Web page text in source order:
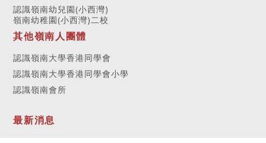
認識嶺南幼兒園(小西灣)
嶺南幼稚園(小西灣)二校
其他嶺南人團體
認識嶺南大學香港同學會
認識嶺南大學香港同學會小學
認識嶺南會所
最新消息